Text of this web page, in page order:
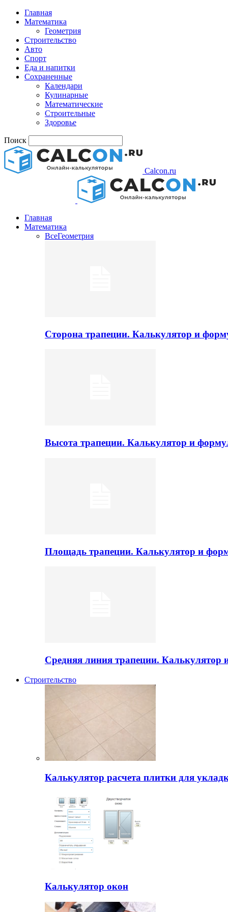
Главная
Математика
Геометрия
Строительство
Авто
Спорт
Еда и напитки
Сохраненные
Календари
Кулинарные
Математические
Строительные
Здоровье
Поиск
Calcon.ru
Главная
Математика
ВсеГеометрия
Сторона трапеции. Калькулятор и
Высота трапеции. Калькулятор и
Площадь трапеции. Калькулятор и
Средняя линия трапеции.
Строительство
Калькулятор расчета плитки для
Калькулятор окон